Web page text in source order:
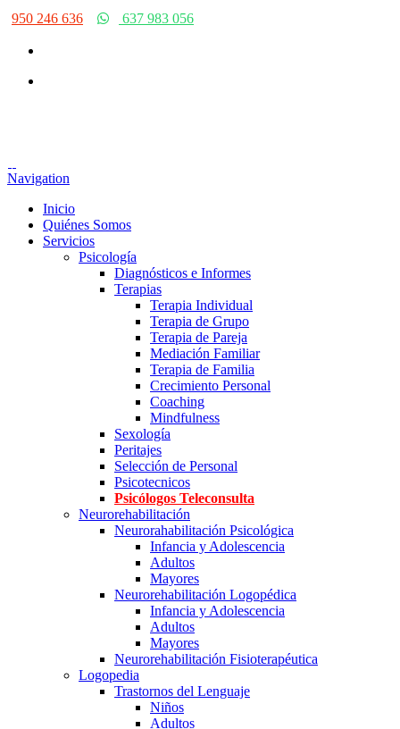
950 246 636 637 983 056
Navigation
Inicio
Quiénes Somos
Servicios
Psicología
Diagnósticos e Informes
Terapias
Terapia Individual
Terapia de Grupo
Terapia de Pareja
Mediación Familiar
Terapia de Familia
Crecimiento Personal
Coaching
Mindfulness
Sexología
Peritajes
Selección de Personal
Psicotecnicos
Psicólogos Teleconsulta
Neurorehabilitación
Neurorahabilitación Psicológica
Infancia y Adolescencia
Adultos
Mayores
Neurorehabilitación Logopédica
Infancia y Adolescencia
Adultos
Mayores
Neurorehabilitación Fisioterapéutica
Logopedia
Trastornos del Lenguaje
Niños
Adultos